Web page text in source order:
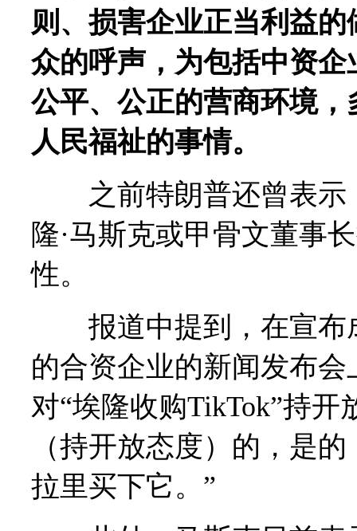
则、损害企业正当利益
众的呼声，为包括中资
公平、公正的营商环境
人民福祉的事情。
之前特朗普还曾表示
隆·马斯克或甲骨文董事
性。
报道中提到，在宣布
的合资企业的新闻发布
对“埃隆收购TikTok”持
（持开放态度）的，是
拉里买下它。”